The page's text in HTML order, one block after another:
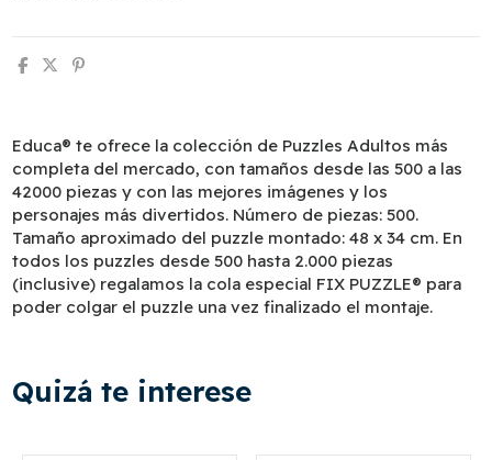
Educa® te ofrece la colección de Puzzles Adultos más
completa del mercado, con tamaños desde las 500 a las
42000 piezas y con las mejores imágenes y los
personajes más divertidos. Número de piezas: 500.
Tamaño aproximado del puzzle montado: 48 x 34 cm. En
todos los puzzles desde 500 hasta 2.000 piezas
(inclusive) regalamos la cola especial FIX PUZZLE® para
poder colgar el puzzle una vez finalizado el montaje.
Quizá te interese